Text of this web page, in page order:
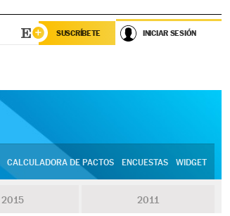
SUSCRÍBETE INICIAR SESIÓN
CALCULADORA DE PACTOS ENCUESTAS WIDGET
2015 2011